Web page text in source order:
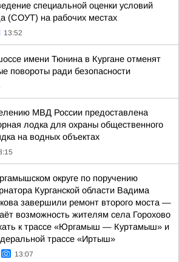
специальной оценки условий
(СОУТ) на рабочих местах
13:52
имени Тюнина в Кургане отменят
повороты ради безопасности
МВД России предоставлена
лодка для охраны общественного
на водных объектах
округе по поручению
Курганской области Вадима
завершили ремонт второго моста —
возможность жителям села Горохово
к трассе «Юргамыш — Куртамыш» и
трассе «Иртыш»
13:07